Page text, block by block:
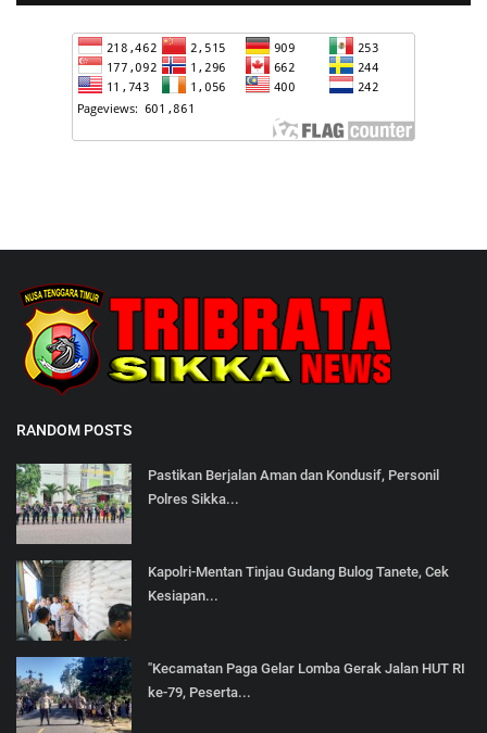
RANDOM POSTS
Pastikan Berjalan Aman dan Kondusif, Personil
Polres Sikka...
Kapolri-Mentan Tinjau Gudang Bulog Tanete, Cek
Kesiapan...
"Kecamatan Paga Gelar Lomba Gerak Jalan HUT RI
ke-79, Peserta...